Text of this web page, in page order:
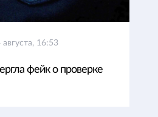
августа, 16:53
фейк о проверке